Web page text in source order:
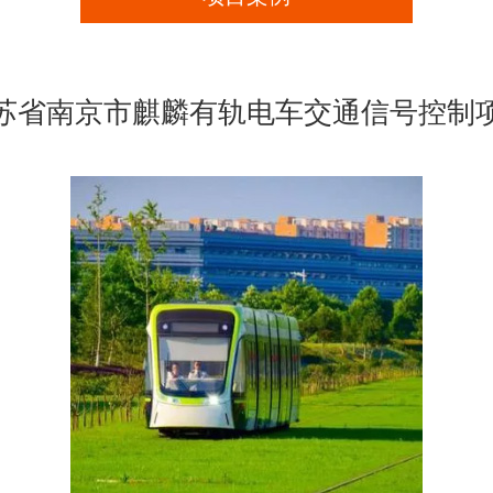
省南京市麒麟有轨电车交通信号控制